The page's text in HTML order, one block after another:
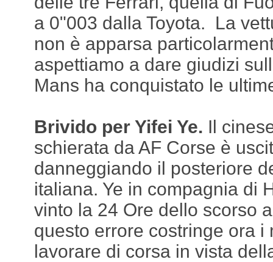
a 0"003 dalla Toyota. La
non è apparsa
aspettiamo a dare giudizi
Mans ha conquistato le
Brivido per Yifei Ye. Il
schierata da AF Corse è
danneggiando il posteriore
italiana. Ye in compagnia di
vinto la 24 Ore dello scorso
questo errore costringe ora i
lavorare di corsa in vista